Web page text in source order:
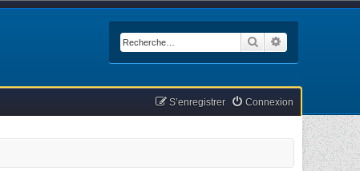
Rechercher
Connexion
S’enregistrer